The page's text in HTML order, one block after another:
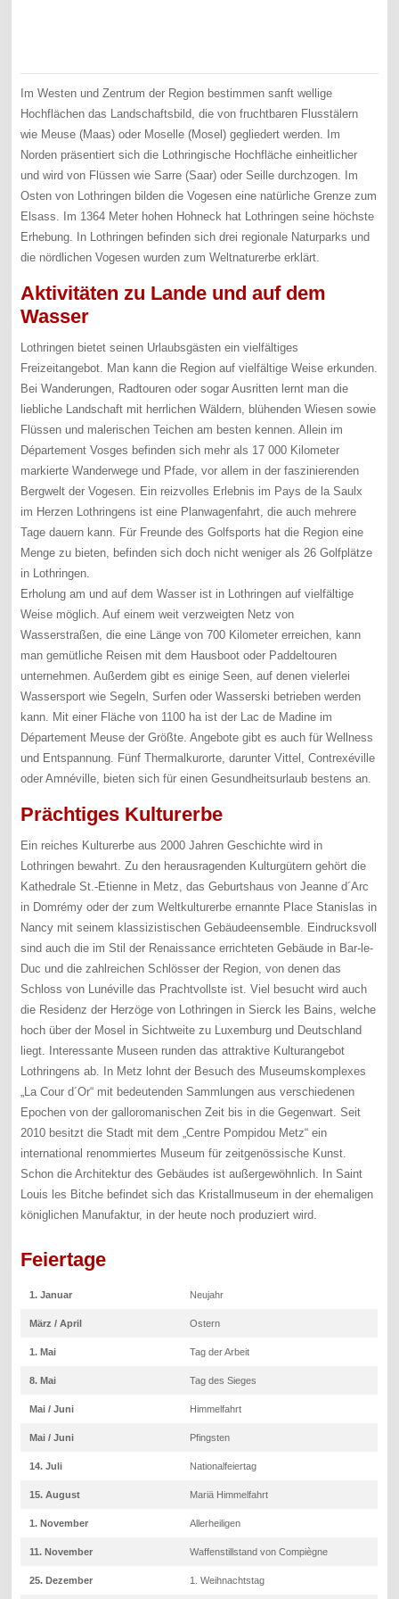
Im Westen und Zentrum der Region bestimmen sanft wellige
Hochflächen das Landschaftsbild, die von fruchtbaren Flusstälern
wie Meuse (Maas) oder Moselle (Mosel) gegliedert werden. Im
Norden präsentiert sich die Lothringische Hochfläche einheitlicher
und wird von Flüssen wie Sarre (Saar) oder Seille durchzogen. Im
Osten von Lothringen bilden die Vogesen eine natürliche Grenze zum
Elsass. Im 1364 Meter hohen Hohneck hat Lothringen seine höchste
Erhebung. In Lothringen befinden sich drei regionale Naturparks und
die nördlichen Vogesen wurden zum Weltnaturerbe erklärt.
Aktivitäten zu Lande und auf dem
Wasser
Lothringen bietet seinen Urlaubsgästen ein vielfältiges
Freizeitangebot. Man kann die Region auf vielfältige Weise erkunden.
Bei Wanderungen, Radtouren oder sogar Ausritten lernt man die
liebliche Landschaft mit herrlichen Wäldern, blühenden Wiesen sowie
Flüssen und malerischen Teichen am besten kennen. Allein im
Département Vosges befinden sich mehr als 17 000 Kilometer
markierte Wanderwege und Pfade, vor allem in der faszinierenden
Bergwelt der Vogesen. Ein reizvolles Erlebnis im Pays de la Saulx
im Herzen Lothringens ist eine Planwagenfahrt, die auch mehrere
Tage dauern kann. Für Freunde des Golfsports hat die Region eine
Menge zu bieten, befinden sich doch nicht weniger als 26 Golfplätze
in Lothringen.
Erholung am und auf dem Wasser ist in Lothringen auf vielfältige
Weise möglich. Auf einem weit verzweigten Netz von
Wasserstraßen, die eine Länge von 700 Kilometer erreichen, kann
man gemütliche Reisen mit dem Hausboot oder Paddeltouren
unternehmen. Außerdem gibt es einige Seen, auf denen vielerlei
Wassersport wie Segeln, Surfen oder Wasserski betrieben werden
kann. Mit einer Fläche von 1100 ha ist der Lac de Madine im
Département Meuse der Größte. Angebote gibt es auch für Wellness
und Entspannung. Fünf Thermalkurorte, darunter Vittel, Contrexéville
oder Amnéville, bieten sich für einen Gesundheitsurlaub bestens an.
Prächtiges Kulturerbe
Ein reiches Kulturerbe aus 2000 Jahren Geschichte wird in
Lothringen bewahrt. Zu den herausragenden Kulturgütern gehört die
Kathedrale St.-Etienne in Metz, das Geburtshaus von Jeanne d´Arc
in Domrémy oder der zum Weltkulturerbe ernannte Place Stanislas in
Nancy mit seinem klassizistischen Gebäudeensemble. Eindrucksvoll
sind auch die im Stil der Renaissance errichteten Gebäude in Bar-le-
Duc und die zahlreichen Schlösser der Region, von denen das
Schloss von Lunéville das Prachtvollste ist. Viel besucht wird auch
die Residenz der Herzöge von Lothringen in Sierck les Bains, welche
hoch über der Mosel in Sichtweite zu Luxemburg und Deutschland
liegt. Interessante Museen runden das attraktive Kulturangebot
Lothringens ab. In Metz lohnt der Besuch des Museumskomplexes
„La Cour d´Or“ mit bedeutenden Sammlungen aus verschiedenen
Epochen von der galloromanischen Zeit bis in die Gegenwart. Seit
2010 besitzt die Stadt mit dem „Centre Pompidou Metz“ ein
international renommiertes Museum für zeitgenössische Kunst.
Schon die Architektur des Gebäudes ist außergewöhnlich. In Saint
Louis les Bitche befindet sich das Kristallmuseum in der ehemaligen
königlichen Manufaktur, in der heute noch produziert wird.
Feiertage
1. Januar Neujahr
März / April Ostern
1. Mai Tag der Arbeit
8. Mai Tag des Sieges
Mai / Juni Himmelfahrt
Mai / Juni Pfingsten
14. Juli Nationalfeiertag
15. August Mariä Himmelfahrt
1. November Allerheiligen
11. November Waffenstillstand von Compiègne
25. Dezember 1. Weihnachtstag